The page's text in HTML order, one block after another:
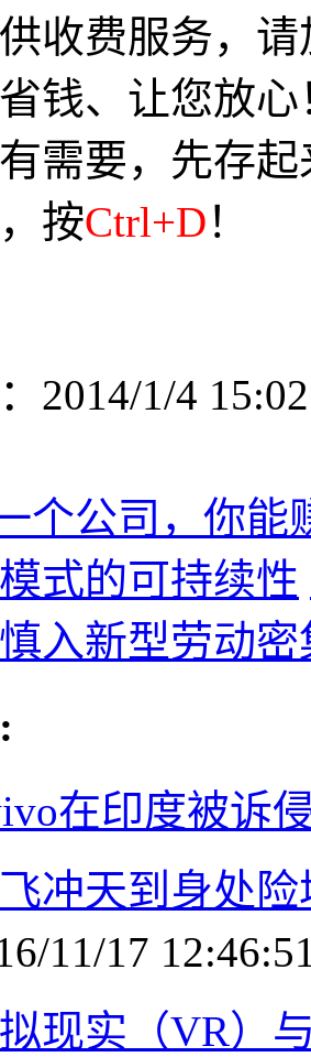
收费服务，
钱、让您放心
需要，先存
按Ctrl+D！
2014/1/4
个公司，你
式的可持续性
入新型劳动密
在印度被诉
冲天到身处
11/17
现实（VR）